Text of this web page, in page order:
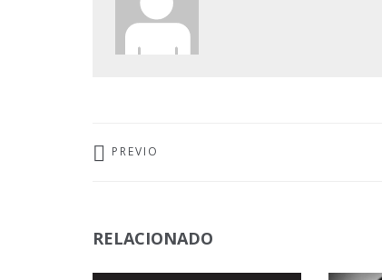
PREVIO
RELACIONADO